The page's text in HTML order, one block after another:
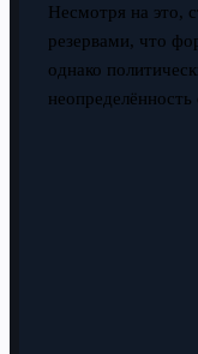
Несмотря на это,
резервами, что
однако
неопределённость